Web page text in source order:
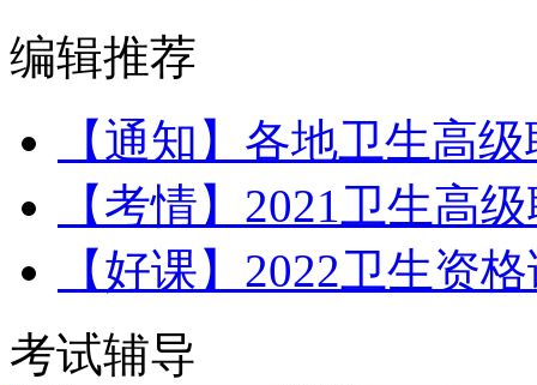
编辑推荐
【通知】各地卫生高
【考情】2021卫生高
【好课】2022卫生资
考试辅导